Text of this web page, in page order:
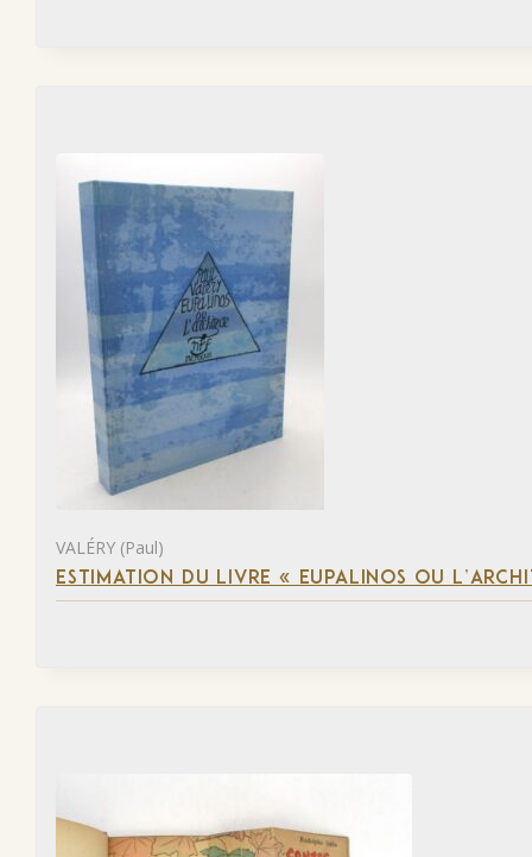
VALÉRY (Paul)
ESTIMATION DU LIVRE « EUPALINOS OU